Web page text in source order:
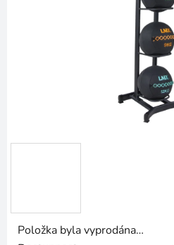
Položka byla vyprodána…